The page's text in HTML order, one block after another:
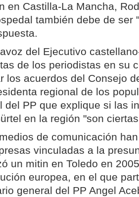
en Castilla-La Mancha,
también debe de ser
del Ejecutivo
de los periodistas en su
los acuerdos del Consejo
regional de los
del PP que explique si las
en la región "son
de comunicación
vinculadas a la
un mitin en Toledo en
europea, en el que
general del PP Angel